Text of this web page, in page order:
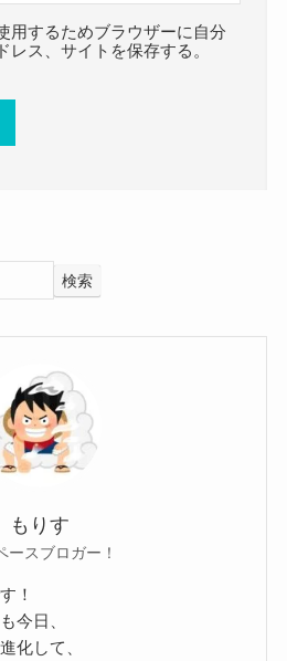
猪井亜美さんにとって結婚
肢かもしれません。
としてもっと上に行き
ている可能性が高そ
は仕事関係のものが多く、
性と会っているというも
。
指に結婚指輪をしているも
婚していないと推測するこ
用するためブラウザーに自分
レス、サイトを保存する。
検索
もりす
ースブロガー！
！
今日、
化して、